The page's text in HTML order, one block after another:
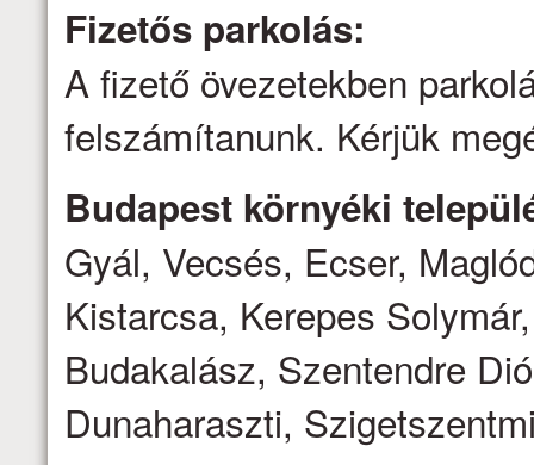
Fizetős parkolás:
A fizető övezetekben
felszámítanunk. Kérjük
Budapest környéki
Gyál, Vecsés, Ecser,
Kistarcsa, Kerepes
Budakalász, Szentendre
Dunaharaszti,